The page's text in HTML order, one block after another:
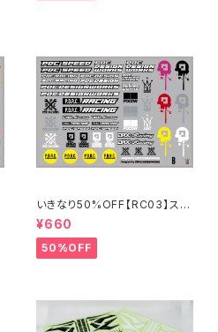
いきなり50%OFF【RC03】スポ
ンサーステッカーB 2024
¥660
50%OFF